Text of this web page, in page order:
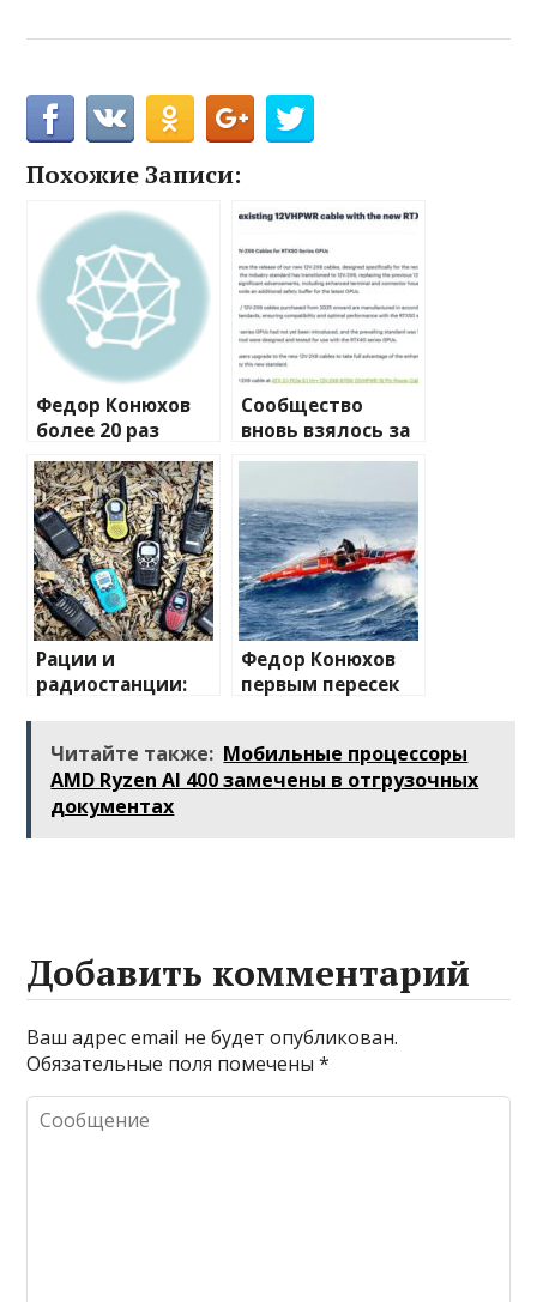
Похожие Записи:
Федор Конюхов
более 20 раз
перевернулся в
шторм посреди
Атлантики
Сообщество
вновь взялось за
изучение случаев
разъема 12V-2×6
Рации и
радиостанции:
миру
беспроводной
связи
Федор Конюхов
первым пересек
весельной лодке
Читайте также: Мобильные процессоры
AMD Ryzen AI 400 замечены в отгрузочных
документах
Добавить комментарий
Ваш адрес email не будет опубликован.
Обязательные поля помечены*